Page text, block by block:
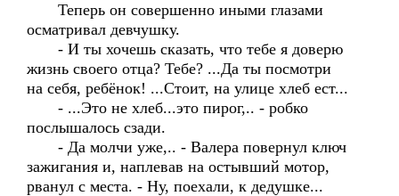
Теперь он совершенно иными глазами
осматривал девчушку.
- И ты хочешь сказать, что тебе я доверю
жизнь своего отца? Тебе? ...Да ты посмотри
на себя, ребёнок! ...Стоит, на улице хлеб ест...
- ...Это не хлеб...это пирог,.. - робко
послышалось сзади.
- Да молчи уже,.. - Валера повернул ключ
зажигания и, наплевав на остывший мотор,
рванул с места. - Ну, поехали, к дедушке...